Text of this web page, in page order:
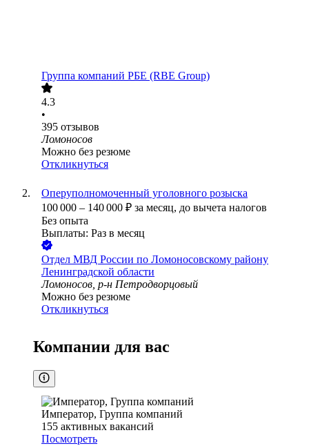
Группа компаний РБЕ (RBE Group)
4.3
•
395 отзывов
Ломоносов
Можно без резюме
Откликнуться
Оперуполномоченный уголовного розыска
100 000 – 140 000 ₽ за месяц, до вычета налогов
Без опыта
Выплаты: Раз в месяц
Отдел МВД России по Ломоносовскому району
Ленинградской области
Ломоносов, р-н Петродворцовый
Можно без резюме
Откликнуться
Компании для вас
Император, Группа компаний
155 активных вакансий
Посмотреть